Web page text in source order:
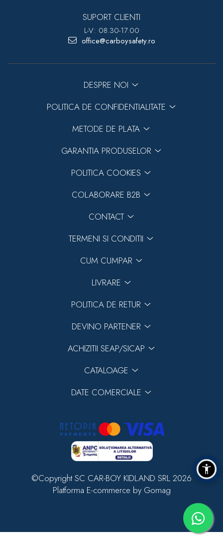
SUPORT CLIENTI
L-V: 08.30-17.00
office@carboysafety.ro
DESPRE NOI
POLITICA DE CONFIDENTIALITATE
METODE DE PLATA
GARANTIA PRODUSELOR
POLITICA COOKIES
COLABORARE B2B
CONTACT
TERMENI SI CONDITII
CUM CUMPAR
LIVRARE
POLITICA DE RETUR
DEVINO PARTENER
ACHIZITII SEAP/SICAP
CATALOAGE
DATE COMERCIALE
©Copyright SC CAR-BOY KIDLAND SRL 2026
Platforma E-commerce by Gomag